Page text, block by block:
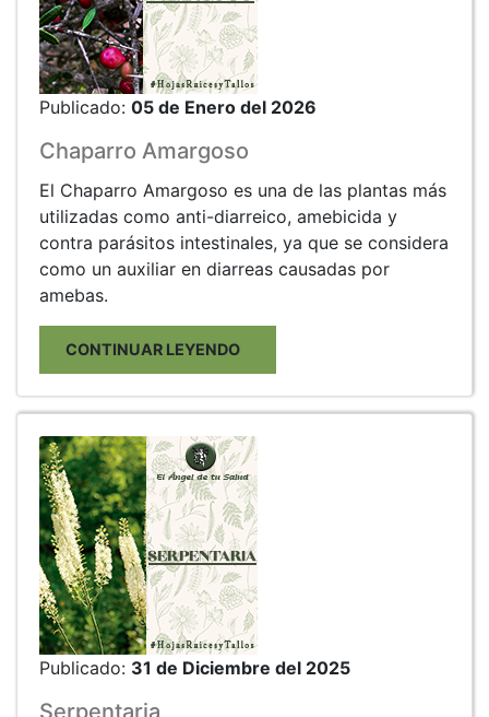
Publicado: 05 de Enero del 2026
Chaparro Amargoso
El Chaparro Amargoso es una de las plantas más
utilizadas como anti-diarreico, amebicida y
contra parásitos intestinales, ya que se considera
como un auxiliar en diarreas causadas por
amebas.
CONTINUAR LEYENDO
Publicado: 31 de Diciembre del 2025
Serpentaria